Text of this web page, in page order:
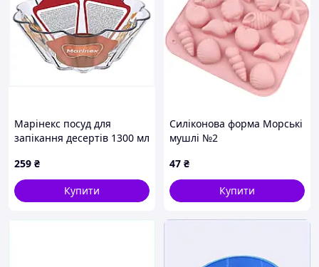
Марінекс посуд для
запікання десертів 1300 мл
259 ₴
Купити
Силіконова форма Морські
мушлі №2
47 ₴
Купити